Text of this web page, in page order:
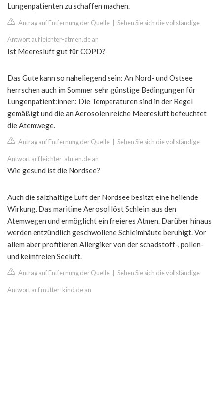
Lungenpatienten zu schaffen machen.
Antrag auf Entfernung der Quelle Sehen Sie sich die vollständige
Antwort auf leichter-atmen.de an
Ist Meeresluft gut für COPD?
Das Gute kann so naheliegend sein: An Nord- und Ostsee
herrschen auch im Sommer sehr günstige Bedingungen für
Lungenpatient:innen: Die Temperaturen sind in der Regel
gemäßigt und die an Aerosolen reiche Meeresluft befeuchtet
die Atemwege.
Antrag auf Entfernung der Quelle Sehen Sie sich die vollständige
Antwort auf leichter-atmen.de an
Wie gesund ist die Nordsee?
Auch die salzhaltige Luft der Nordsee besitzt eine heilende
Wirkung. Das maritime Aerosol löst Schleim aus den
Atemwegen und ermöglicht ein freieres Atmen. Darüber hinaus
werden entzündlich geschwollene Schleimhäute beruhigt. Vor
allem aber profitieren Allergiker von der schadstoff-, pollen-
und keimfreien Seeluft.
Antrag auf Entfernung der Quelle Sehen Sie sich die vollständige
Antwort auf mutter-kind.de an